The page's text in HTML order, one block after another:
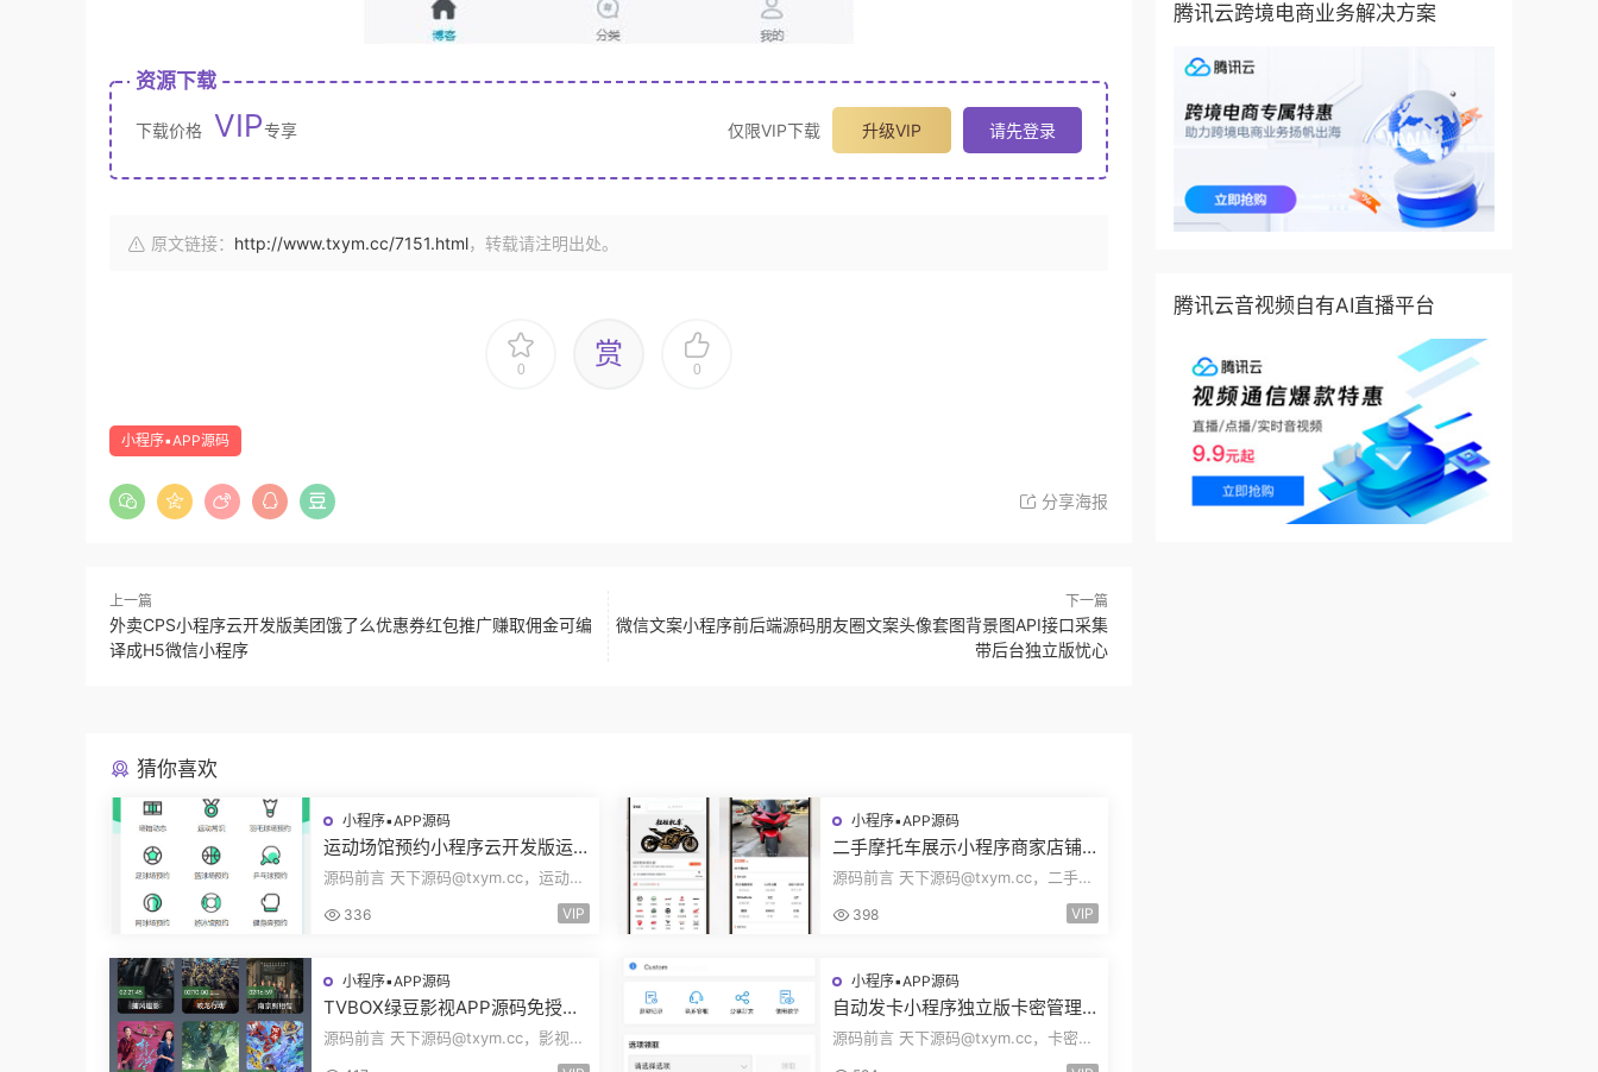
资源下载
下载价格 VIP专享 仅限VIP下载 升级VIP 请先登录
原文链接： http://www.txym.cc/7151.html，转载请注明出处。
0 赏 0
小程序▪APP源码
分享海报
上一篇
外卖CPS小程序云开发版美团饿了么优惠券红包推广赚取佣金可编
译成H5微信小程序
下一篇
微信文案小程序前后端源码朋友圈文案头像套图背景图API接口采集
带后台独立版忧心
猜你喜欢
小程序▪APP源码
运动场馆预约小程序云开发版运
动常识场馆动态羽毛球健身房乒
乓球预约管理预约凭证源码
源码前言 天下源码@txym.cc，运动场
馆预约小程序，自带详细的安装使用手
册，大小1...
336 VIP
小程序▪APP源码
二手摩托车展示小程序商家店铺
展示车型品牌管理摩托车信息发
布用户交互联系源码
源码前言 天下源码@txym.cc，二手摩
托车展示小程序源码，自带详细的安装
说明，大...
398 VIP
小程序▪APP源码
TVBOX绿豆影视APP源码免授权
二开版UI9影视排行榜TV端手机
端完整版源码追剧影视
源码前言 天下源码@txym.cc，影视源
码绿豆ui9二开版3.1.0，自带简单的安
小程序▪APP源码
自动发卡小程序独立版卡密管理
广告领取口令领取裂变扩展流量
主小程序Custom
源码前言 天下源码@txym.cc，卡密小
程序发卡小程序，口令小程序多功能小
腾讯云跨境电商业务解决方案
腾讯云音视频自有AI直播平台